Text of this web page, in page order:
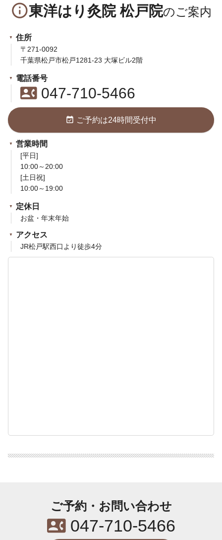
info_outline東洋はり灸院 松戸院
住所
〒271-0092
千葉県松戸市松戸1281-23 大塚ビル2階
電話番号
contact_phone047-710-5466
event_available ご予約は24時間受付中
営業時間
[平日]
10:00～20:00
[土日祝]
10:00～19:00
定休日
お盆・年末年始
アクセス
JR松戸駅西口より徒歩4分
ご予約・お問い合わせ
contact_phone047-710-5466